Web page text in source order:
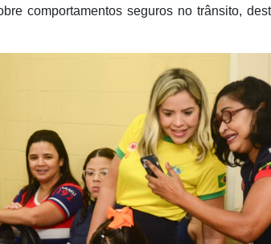
comportamentos seguros no trânsito,